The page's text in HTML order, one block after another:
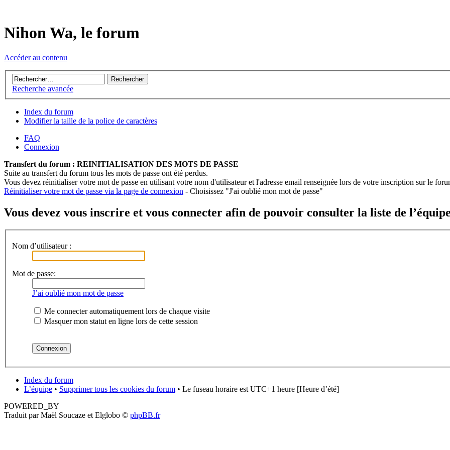
Nihon Wa, le forum
Accéder au contenu
Recherche avancée
Index du forum
Modifier la taille de la police de caractères
FAQ
Connexion
Transfert du forum : REINITIALISATION DES MOTS DE PASSE
Suite au transfert du forum tous les mots de passe ont été perdus.
Vous devez réinitialiser votre mot de passe en utilisant votre nom d'utilisateur et l'adresse email renseignée lors de votre inscription sur le
Réinitialiser votre mot de passe via la page de connexion - Choisissez "J'ai oublié mon mot de passe"
Vous devez vous inscrire et vous connecter afin de pouvoir consulter la liste de
Nom d’utilisateur :
Mot de passe:
J’ai oublié mon mot de passe
Me connecter automatiquement lors de chaque visite
Masquer mon statut en ligne lors de cette session
Index du forum
L’équipe • Supprimer tous les cookies du forum • Le fuseau horaire est UTC+1 heure [Heure d’été]
POWERED_BY
Traduit par Maël Soucaze et Elglobo © phpBB.fr